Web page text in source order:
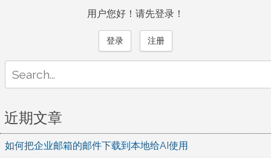
用户您好！请先登录！
登录 注册
for:
近期文章
如何把企业邮箱的邮件下载到本地给AI使用